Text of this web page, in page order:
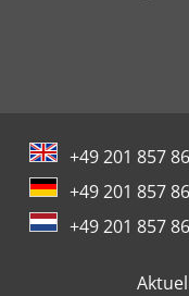
+49 201 857
+49 201 857
+49 201 857